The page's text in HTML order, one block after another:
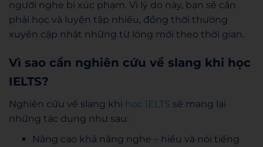
người nghe bị xúc phạm. Vì lý do này, bạn sẽ cần
phải học và luyện tập nhiều, đồng thời thường
xuyên cập nhật những từ lóng mới theo thời gian.
Vì sao cần nghiên cứu về slang khi học
IELTS?
Nghiên cứu về slang khi học IELTS sẽ mang lại
những tác dụng như sau:
Nâng cao khả năng nghe – hiểu và nói tiếng